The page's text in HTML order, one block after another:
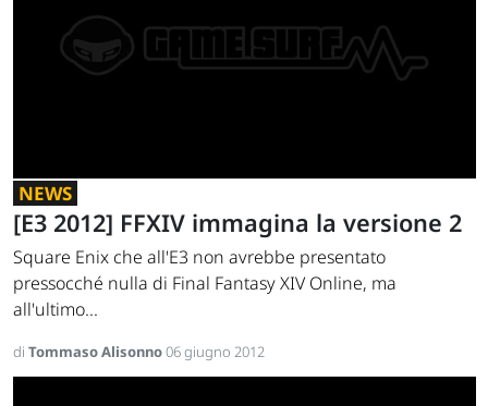
NEWS
[E3 2012] FFXIV immagina la versione 2
Square Enix che all'E3 non avrebbe presentato
pressocché nulla di Final Fantasy XIV Online, ma
all'ultimo...
di Tommaso Alisonno06 giugno 2012